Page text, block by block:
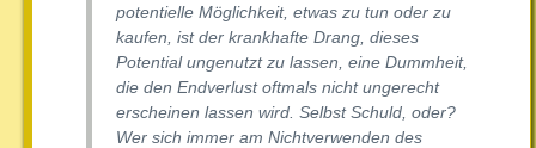
potentielle Möglichkeit, etwas zu tun oder zu
kaufen, ist der krankhafte Drang, dieses
Potential ungenutzt zu lassen, eine Dummheit,
die den Endverlust oftmals nicht ungerecht
erscheinen lassen wird. Selbst Schuld, oder?
Wer sich immer am Nichtverwenden des